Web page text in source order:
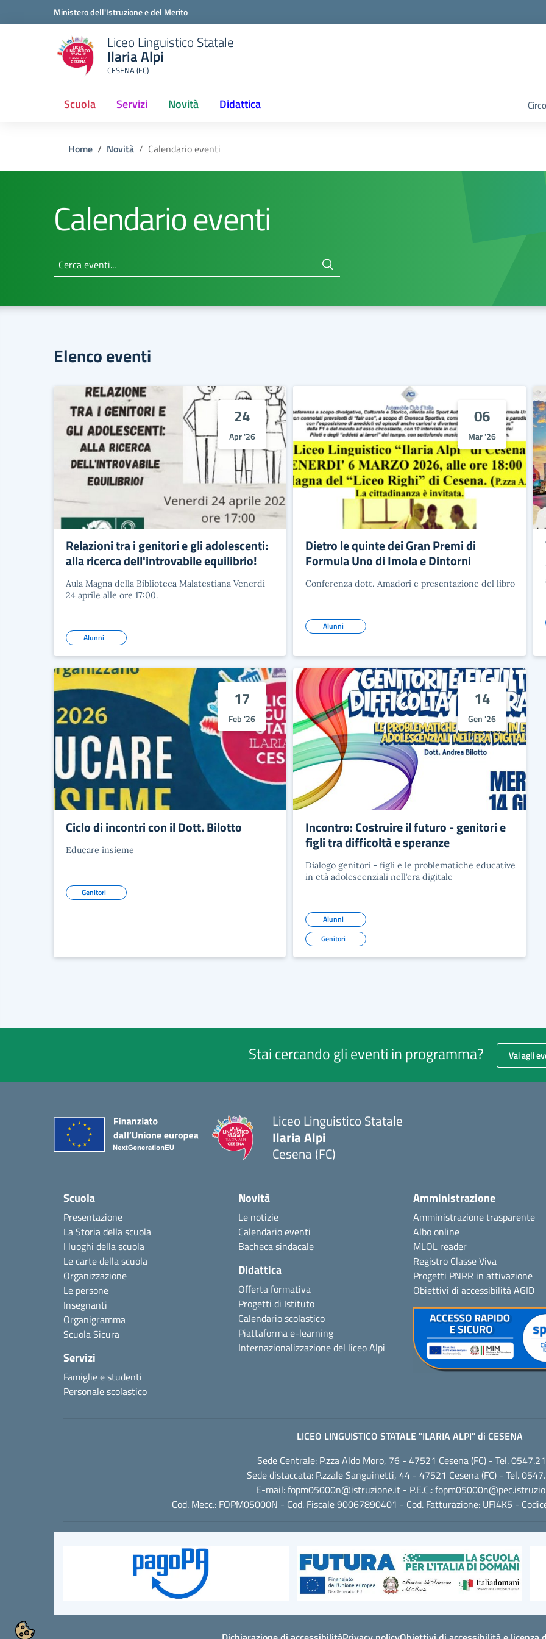
Ministero dell'Istruzione e del Merito
Liceo Linguistico Statale
Ilaria Alpi
CESENA (FC)
Scuola Servizi Novità Didattica
Home Novità Calendario eventi
Calendario eventi
Cerca eventi...
Elenco eventi
24
Apr '26
Relazioni tra i genitori e gli adolescenti:
alla ricerca dell'introvabile equilibrio!
Aula Magna della Biblioteca Malatestiana Venerdì
24 aprile alle ore 17:00.
Alunni
06
Mar '26
Dietro le quinte dei Gran Premi di
Formula Uno di Imola e Dintorni
Conferenza dott. Amadori e presentazione del libro
Alunni
17
Feb '26
Ciclo di incontri con il Dott. Bilotto
Educare insieme
Genitori
14
Gen '26
Incontro: Costruire il futuro - genitori e
figli tra difficoltà e speranze
Dialogo genitori - figli e le problematiche educative
in età adolescenziali nell’era digitale
Alunni
Genitori
Stai cercando gli eventi in programma? Vai agli
Liceo Linguistico Statale
Ilaria Alpi
Cesena (FC)
Scuola
Presentazione
La Storia della scuola
I luoghi della scuola
Le carte della scuola
Organizzazione
Le persone
Insegnanti
Organigramma
Scuola Sicura
Servizi
Famiglie e studenti
Personale scolastico
Novità
Le notizie
Calendario eventi
Bacheca sindacale
Didattica
Offerta formativa
Progetti di Istituto
Calendario scolastico
Piattaforma e-learning
Internazionalizzazione del liceo Alpi
Amministrazione
Amministrazione trasparente
Albo online
MLOL reader
Registro Classe Viva
Progetti PNRR in attivazione
Obiettivi di accessibilità AGID
LICEO LINGUISTICO STATALE "ILARIA ALPI" di CESENA
Sede Centrale: P.zza Aldo Moro, 76 - 47521 Cesena (FC) - Tel.
Sede distaccata: P.zzale Sanguinetti, 44 - 47521 Cesena (FC) - Tel.
E-mail:fopm05000n@istruzione.it- P.E.C.:
Cod. Mecc.: FOPM05000N - Cod. Fiscale 90067890401 - Cod. Fatturazione: UFI4K5 -